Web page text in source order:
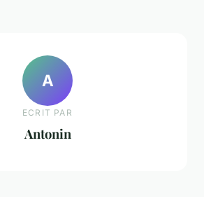
A
ECRIT PAR
Antonin